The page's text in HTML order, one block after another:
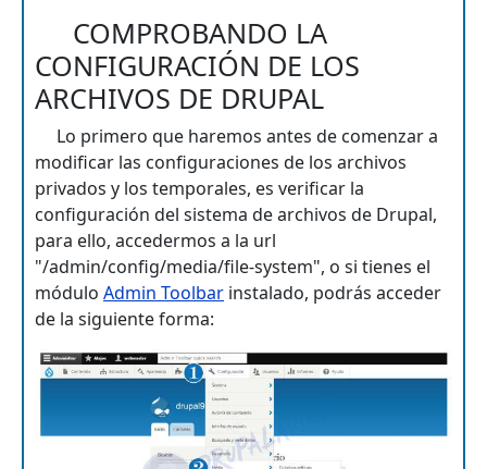
COMPROBANDO LA
CONFIGURACIÓN DE LOS
ARCHIVOS DE DRUPAL
Lo primero que haremos antes de comenzar a
modificar las configuraciones de los archivos
privados y los temporales, es verificar la
configuración del sistema de archivos de Drupal,
para ello, accedermos a la url
"/admin/config/media/file-system", o si tienes el
módulo Admin Toolbar instalado, podrás acceder
de la siguiente forma: